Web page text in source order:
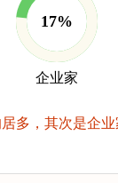
17%
企业家
多，其次是企业